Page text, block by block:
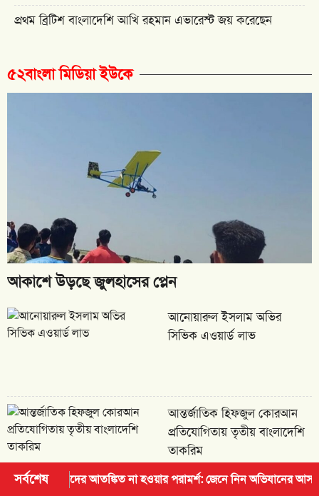
সর্বশেষনা হওয়ার পরামর্শ: জেনে নিন অভিযানের আসল কারণ ও আইনি
প্রথম ব্রিটিশ বাংলাদেশি আখি রহমান এভারেস্ট জয় করেছেন
৫২বাংলা মিডিয়া ইউকে
আকাশে উড়ছে জুলহাসের প্লেন
আনোয়ারুল ইসলাম অভির
সিভিক এওয়ার্ড লাভ
আন্তর্জাতিক হিফজুল কোরআন
প্রতিযোগিতায় তৃতীয় বাংলাদেশি
তাকরিম